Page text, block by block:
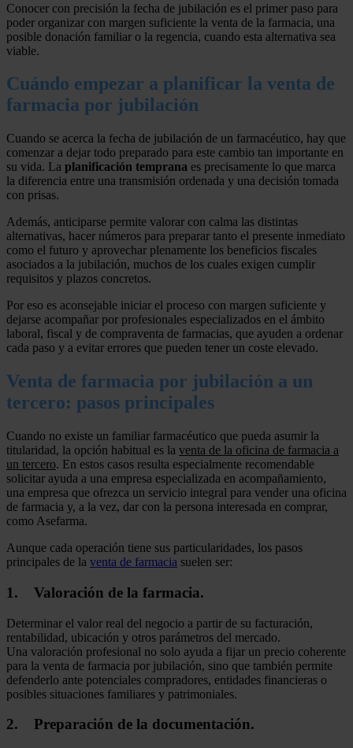
Conocer con precisión la fecha de jubilación es el primer paso para
poder organizar con margen suficiente la venta de la farmacia, una
posible donación familiar o la regencia, cuando esta alternativa sea
viable.
Cuándo empezar a planificar la venta de
farmacia por jubilación
Cuando se acerca la fecha de jubilación de un farmacéutico, hay que
comenzar a dejar todo preparado para este cambio tan importante en
su vida. La planificación temprana es precisamente lo que marca
la diferencia entre una transmisión ordenada y una decisión tomada
con prisas.
Además, anticiparse permite valorar con calma las distintas
alternativas, hacer números para preparar tanto el presente inmediato
como el futuro y aprovechar plenamente los beneficios fiscales
asociados a la jubilación, muchos de los cuales exigen cumplir
requisitos y plazos concretos.
Por eso es aconsejable iniciar el proceso con margen suficiente y
dejarse acompañar por profesionales especializados en el ámbito
laboral, fiscal y de compraventa de farmacias, que ayuden a ordenar
cada paso y a evitar errores que pueden tener un coste elevado.
Venta de farmacia por jubilación a un
tercero: pasos principales
Cuando no existe un familiar farmacéutico que pueda asumir la
titularidad, la opción habitual es la venta de la oficina de farmacia a
un tercero. En estos casos resulta especialmente recomendable
solicitar ayuda a una empresa especializada en acompañamiento,
una empresa que ofrezca un servicio integral para vender una oficina
de farmacia y, a la vez, dar con la persona interesada en comprar,
como Asefarma.
Aunque cada operación tiene sus particularidades, los pasos
principales de la venta de farmacia suelen ser:
1. Valoración de la farmacia.
Determinar el valor real del negocio a partir de su facturación,
rentabilidad, ubicación y otros parámetros del mercado.
Una valoración profesional no solo ayuda a fijar un precio coherente
para la venta de farmacia por jubilación, sino que también permite
defenderlo ante potenciales compradores, entidades financieras o
posibles situaciones familiares y patrimoniales.
2. Preparación de la documentación.